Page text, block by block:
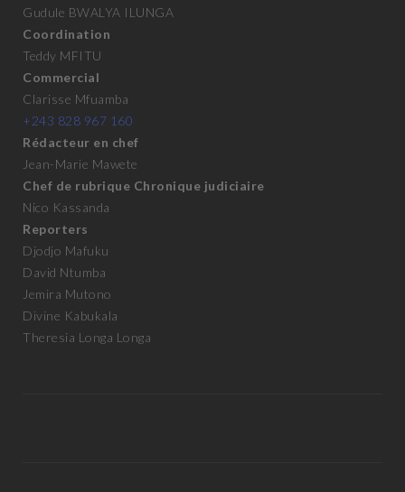
Gudule BWALYA ILUNGA
Coordination
Teddy MFITU
Commercial
Clarisse Mfuamba
+243 828 967 160
Rédacteur en chef
Jean-Marie Mawete
Chef de rubrique Chronique judiciaire
Nico Kassanda
Reporters
Djodjo Mafuku
David Ntumba
Jemira Mutono
Divine Kabukala
Theresia Longa Longa